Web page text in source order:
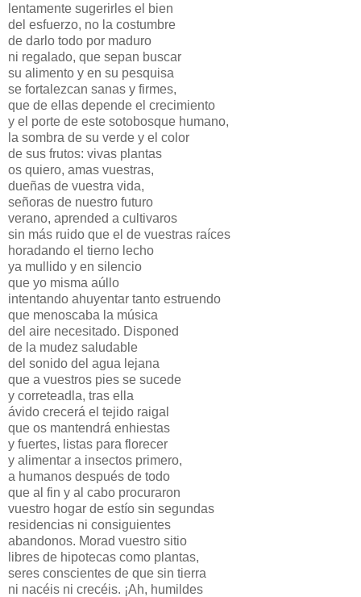
lentamente sugerirles el bien
del esfuerzo, no la costumbre
de darlo todo por maduro
ni regalado, que sepan buscar
su alimento y en su pesquisa
se fortalezcan sanas y firmes,
que de ellas depende el crecimiento
y el porte de este sotobosque humano,
la sombra de su verde y el color
de sus frutos: vivas plantas
os quiero, amas vuestras,
dueñas de vuestra vida,
señoras de nuestro futuro
verano, aprended a cultivaros
sin más ruido que el de vuestras raíces
horadando el tierno lecho
ya mullido y en silencio
que yo misma aúllo
intentando ahuyentar tanto estruendo
que menoscaba la música
del aire necesitado. Disponed
de la mudez saludable
del sonido del agua lejana
que a vuestros pies se sucede
y correteadla, tras ella
ávido crecerá el tejido raigal
que os mantendrá enhiestas
y fuertes, listas para florecer
y alimentar a insectos primero,
a humanos después de todo
que al fin y al cabo procuraron
vuestro hogar de estío sin segundas
residencias ni consiguientes
abandonos. Morad vuestro sitio
libres de hipotecas como plantas,
seres conscientes de que sin tierra
ni nacéis ni crecéis. ¡Ah, humildes